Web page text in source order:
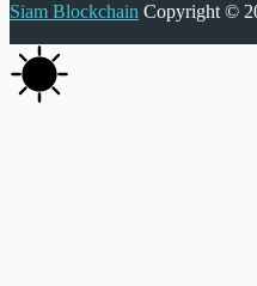
Siam Blockchain Copyright ©